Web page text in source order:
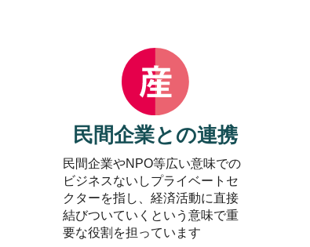
民間企業との連携
民間企業やNPO等広い意味での
ビジネスないしプライベートセ
クターを指し、経済活動に直接
結びついていくという意味で重
要な役割を担っています